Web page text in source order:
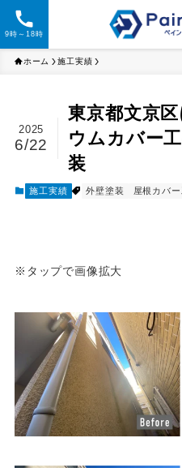
9時～18時
ホーム 施工実績
東京都文京
ウムカバー
装
2025
6/22
施工実績 外壁塗装 屋根カバ
※ タップで画像拡大